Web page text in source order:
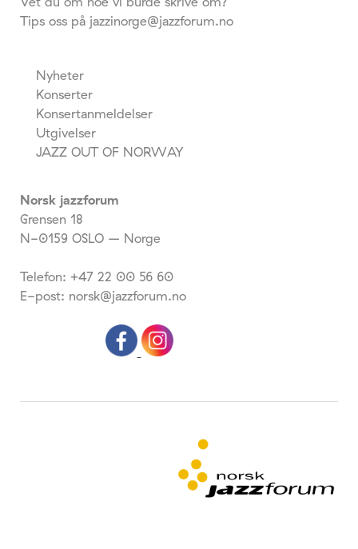
Tips oss på jazzinorge@jazzforum.no
Nyheter
Konserter
Konsertanmeldelser
Utgivelser
JAZZ OUT OF NORWAY
Norsk jazzforum
Grensen 18
N-0159 OSLO – Norge
Telefon: +47 22 00 56 60
E-post: norsk@jazzforum.no